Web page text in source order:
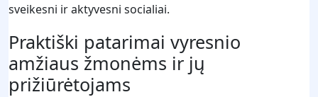
sveikesni ir aktyvesni socialiai.
Praktiški patarimai vyresnio
amžiaus žmonėms ir jų
prižiūrėtojams